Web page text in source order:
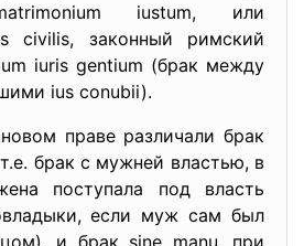
iustum, или
civilis, законный римский
iuris gentium (брак между
ius conubii).
праве различали брак
брак с мужней властью, в
поступала под власть
если муж сам был
и брак sine manu, при